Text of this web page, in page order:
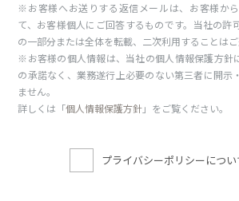
※お客様へお送りする返信メールは、お客様か
て、お客様個人にご回答するものです。当社の許
の一部分または全体を転載、二次利用することはご
※お客様の個人情報は、当社の個人情報保護方針
の承諾なく、業務遂行上必要のない第三者に開示
ません。
詳しくは「個人情報保護方針」をご覧ください。
プライバシーポリシーにつ